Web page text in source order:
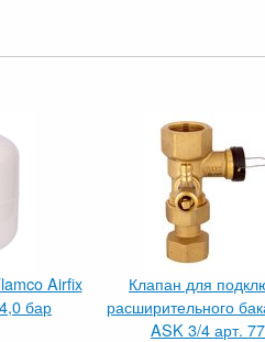
Airfix
бар
Клапан для
расширительного
ASK 3/4 арт.